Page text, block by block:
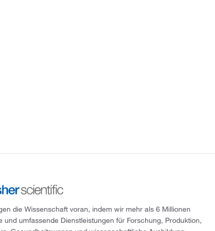
die Wissenschaft voran, indem wir mehr als 6 Millionen
und umfassende Dienstleistungen für Forschung, Produktion,